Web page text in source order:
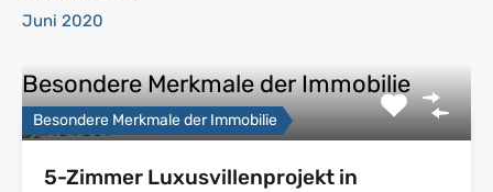
Juni 2020
Besondere Merkmale der Immobilie
Besondere Merkmale der Immobilie
5-Zimmer Luxusvillenprojekt in